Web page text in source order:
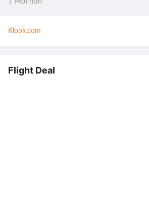
Mới hơn
Klook.com
Flight Deal